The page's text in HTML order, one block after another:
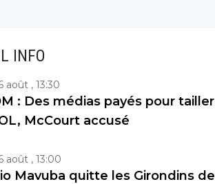
INFO
août , 13:30
: Des médias payés pour tailler
McCourt accusé
août , 13:00
Mavuba quitte les Girondins de